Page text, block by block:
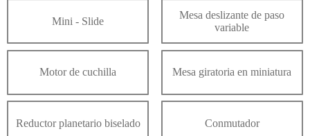
Mini - Slide
Mesa deslizante de paso
variable
Motor de cuchilla Mesa giratoria en miniatura
Reductor planetario biselado Conmutador